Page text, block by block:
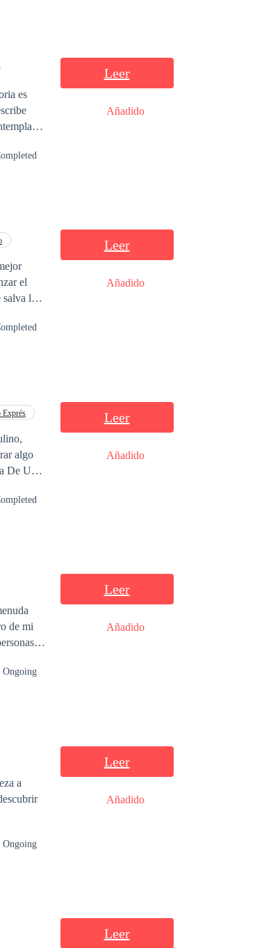
es
ti
una
por
Leer
Añadido
el
Leer
Añadido
Leer
Añadido
Ongoing
Leer
Añadido
a
Ongoing
Leer
Añadido
Leer